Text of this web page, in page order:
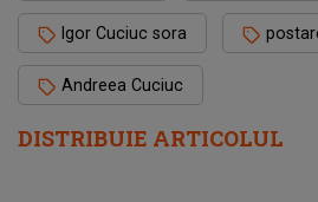
DISTRIBUIE ARTICOLUL
Igor Cuciuc sora
Andreea Cuciuc